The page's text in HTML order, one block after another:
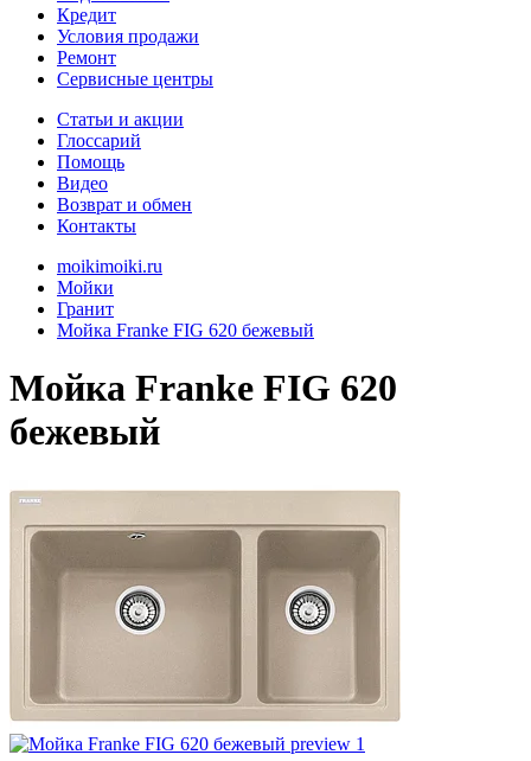
Кредит
Условия продажи
Ремонт
Сервисные центры
Статьи и акции
Глоссарий
Помощь
Видео
Возврат и обмен
Контакты
moikimoiki.ru
Мойки
Гранит
Мойка Franke FIG 620 бежевый
Мойка Franke FIG 620
бежевый